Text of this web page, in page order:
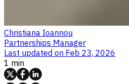
Christiana Ioannou
Partnerships Manager
Last updated on Feb 23, 2026
1 min